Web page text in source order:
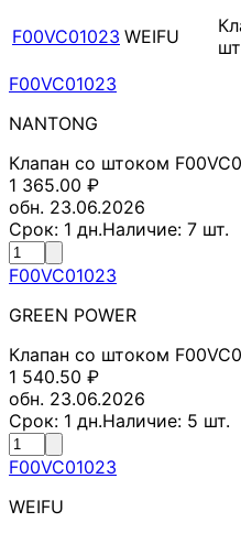
F00VC01023 WEIFU
F00VC01023
NANTONG
Клапан со штоком
1 365.00 ₽
обн. 23.06.2026
Срок: 1 дн.Наличие: 7 шт.
F00VC01023
GREEN POWER
Клапан со штоком
1 540.50 ₽
обн. 23.06.2026
Срок: 1 дн.Наличие: 5 шт.
F00VC01023
WEIFU